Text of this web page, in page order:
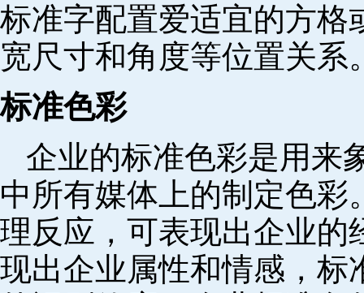
标准字配置爱适宜的方格
宽尺寸和角度等位置关系
标准色彩
企业的标准色彩是用来
中所有媒体上的制定色
理反应，可表现出企业的
现出企业属性和情感，标